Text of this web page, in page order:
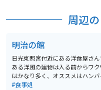
る
周辺
明治の館
日光東照宮付近にある洋食屋さ
ある洋風の建物は入る前からワ
はかなり多く、オススメはハン
す。昔ながらの味わいで、明治時
#食事処